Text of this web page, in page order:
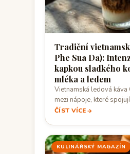
Tradiční
Phe Sua Da):
kapkou sladkého
mléka a ledem
Vietnamská ledová káva
mezi nápoje, které
přípravy…
ČÍST VÍCE
KULINÁŘSKÝ MAGAZÍN